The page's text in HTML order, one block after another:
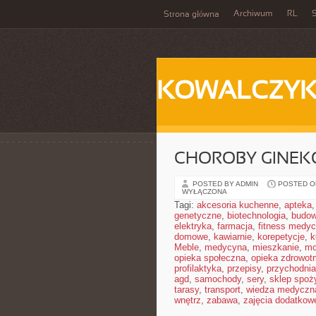
Strona główna Archiwum RL
CHOROBY
POSTED BY ADMIN POSTED
WYŁĄCZONA
Tagi: akcesoria kuchenne, apteka,
genetyczne, biotechnologia,
elektryka, farmacja, fitness
domowe, kawiarnie, korepetycje,
Meble, medycyna, mieszkanie,
opieka społeczna, opieka
profilaktyka, przepisy, przychodnia
agd, samochody, sery, sklep
tarasy, transport, wiedza
wnętrz, zabawa, zajęcia